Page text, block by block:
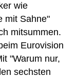
wie
mit Sahne"
mitsummen.
Eurovision
"Warum nur,
sechsten